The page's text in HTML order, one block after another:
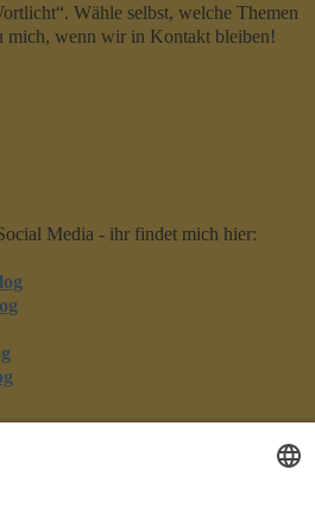
Wähle selbst, welche Themen
mich, wenn wir in Kontakt bleiben!
Media - ihr findet mich hier: